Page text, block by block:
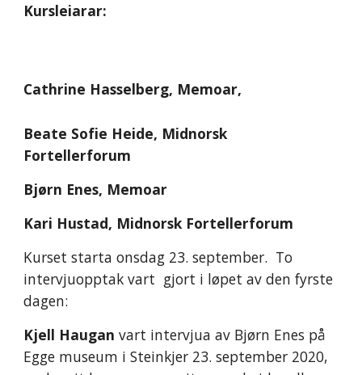
Kursleiarar:
Cathrine Hasselberg, Memoar,
Beate Sofie Heide, Midnorsk
Fortellerforum
Bjørn Enes, Memoar
Kari Hustad, Midnorsk Fortellerforum
Kurset starta onsdag 23. september.  To
intervjuopptak vart  gjort i løpet av den fyrste
dagen:
Kjell Haugan vart intervjua av Bjørn Enes på
Egge museum i Steinkjer 23. september 2020,